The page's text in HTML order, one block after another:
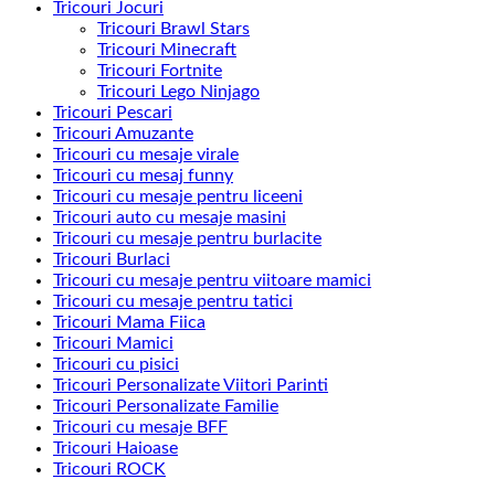
Tricouri Jocuri
Tricouri Brawl Stars
Tricouri Minecraft
Tricouri Fortnite
Tricouri Lego Ninjago
Tricouri Pescari
Tricouri Amuzante
Tricouri cu mesaje virale
Tricouri cu mesaj funny
Tricouri cu mesaje pentru liceeni
Tricouri auto cu mesaje masini
Tricouri cu mesaje pentru burlacite
Tricouri Burlaci
Tricouri cu mesaje pentru viitoare mamici
Tricouri cu mesaje pentru tatici
Tricouri Mama Fiica
Tricouri Mamici
Tricouri cu pisici
Tricouri Personalizate Viitori Parinti
Tricouri Personalizate Familie
Tricouri cu mesaje BFF
Tricouri Haioase
Tricouri ROCK